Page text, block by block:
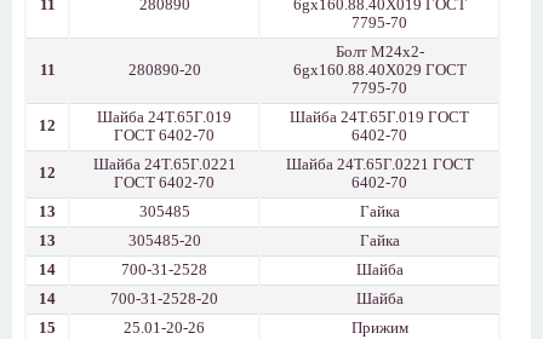
11 280890
6gх160.88.40Х019 ГОСТ
7795-70
11 280890-20
Болт М24х2-
6gх160.88.40Х029 ГОСТ
7795-70
12
Шайба 24Т.65Г.019
ГОСТ 6402-70
Шайба 24Т.65Г.019 ГОСТ
6402-70
12
Шайба 24Т.65Г.0221
ГОСТ 6402-70
Шайба 24Т.65Г.0221 ГОСТ
6402-70
13
305485
Гайка
13
305485-20
Гайка
14
700-31-2528
Шайба
14
700-31-2528-20
Шайба
15
25.01-20-26
Прижим